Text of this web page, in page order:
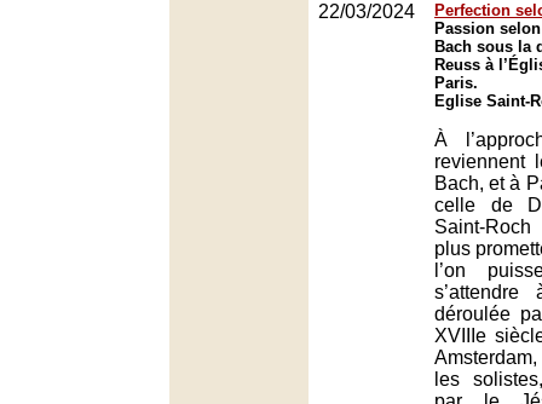
22/03/2024
Perfection
Passion
Bach sous la
Reuss à
Paris.
Eglise Saint-
À
reviennent
Bach, et à
celle de
Saint-
plus
l’on
déroulée
XVIIIe
les